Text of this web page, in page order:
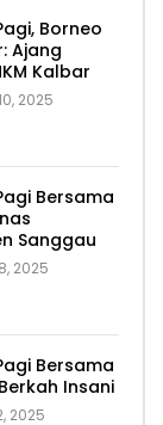
Borneo
Ajang
Kalbar
2025
Bersama
Sanggau
2025
Bersama
Insani
2025